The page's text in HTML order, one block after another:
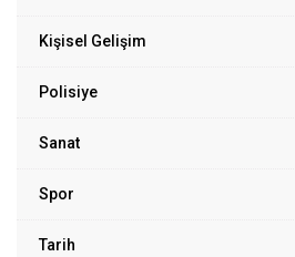
Kişisel Gelişim
Polisiye
Sanat
Spor
Tarih